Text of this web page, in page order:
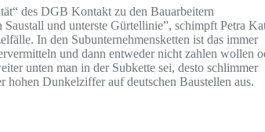
des DGB Kontakt zu den Bauarbeitern
und unterste Gürtellinie”, schimpft Petra
In den Subunternehmensketten ist das immer
und dann entweder nicht zahlen wollen
unten man in der Subkette sei, desto schlimmer
Dunkelziffer auf deutschen Baustellen aus.